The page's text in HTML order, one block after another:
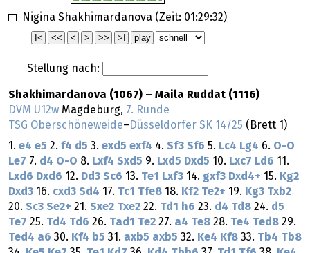
Nigina Shakhimardanova (Zeit: 01:29:32)
Stellung nach:
Shakhimardanova (1067) – Maila Ruddat (1116)
DVM U12w Magdeburg, 7. Runde
TSG Oberschöneweide– Düsseldorfer SK 14/25 (Brett 1)
1. e4 e5 2. f4 d5 3. exd5 exf4 4. Sf3 Sf6 5. Lc4 Lg4 6. O-O
Le7 7. d4 O-O 8. Lxf4 Sxd5 9. Lxd5 Dxd5 10. Lxc7 Ld6 11.
Lxd6 Dxd6 12. Dd3 Sc6 13. Te1 Lxf3 14. gxf3 Dxd4+ 15. Kg2
Dxd3 16. cxd3 Sd4 17. Tc1 Tfe8 18. Kf2 Te2+ 19. Kg3 Txb2
20. Sc3 Se2+ 21. Sxe2 Txe2 22. Td1 h6 23. d4 Td8 24. d5
Te7 25. Td4 Td6 26. Tad1 Te2 27. a4 Te8 28. Te4 Ted8 29.
Ted4 a6 30. Kf4 b5 31. axb5 axb5 32. Ke4 Kf8 33. Tb4 Tb8